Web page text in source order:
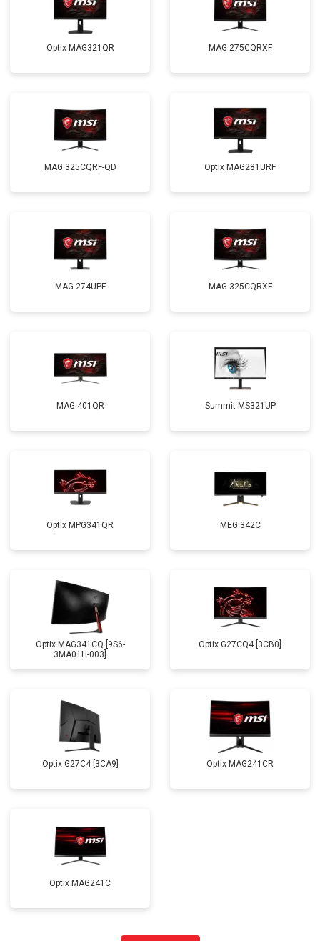
Optix MAG321QR MAG 275CQRXF
MAG 325CQRF-QD Optix MAG281URF
MAG 274UPF MAG 325CQRXF
MAG 401QR Summit MS321UP
Optix MPG341QR MEG 342C
Optix MAG341CQ [9S6-
3MA01H-003]
Optix G27CQ4 [3CB0]
Optix G27C4 [3CA9] Optix MAG241CR
Optix MAG241C